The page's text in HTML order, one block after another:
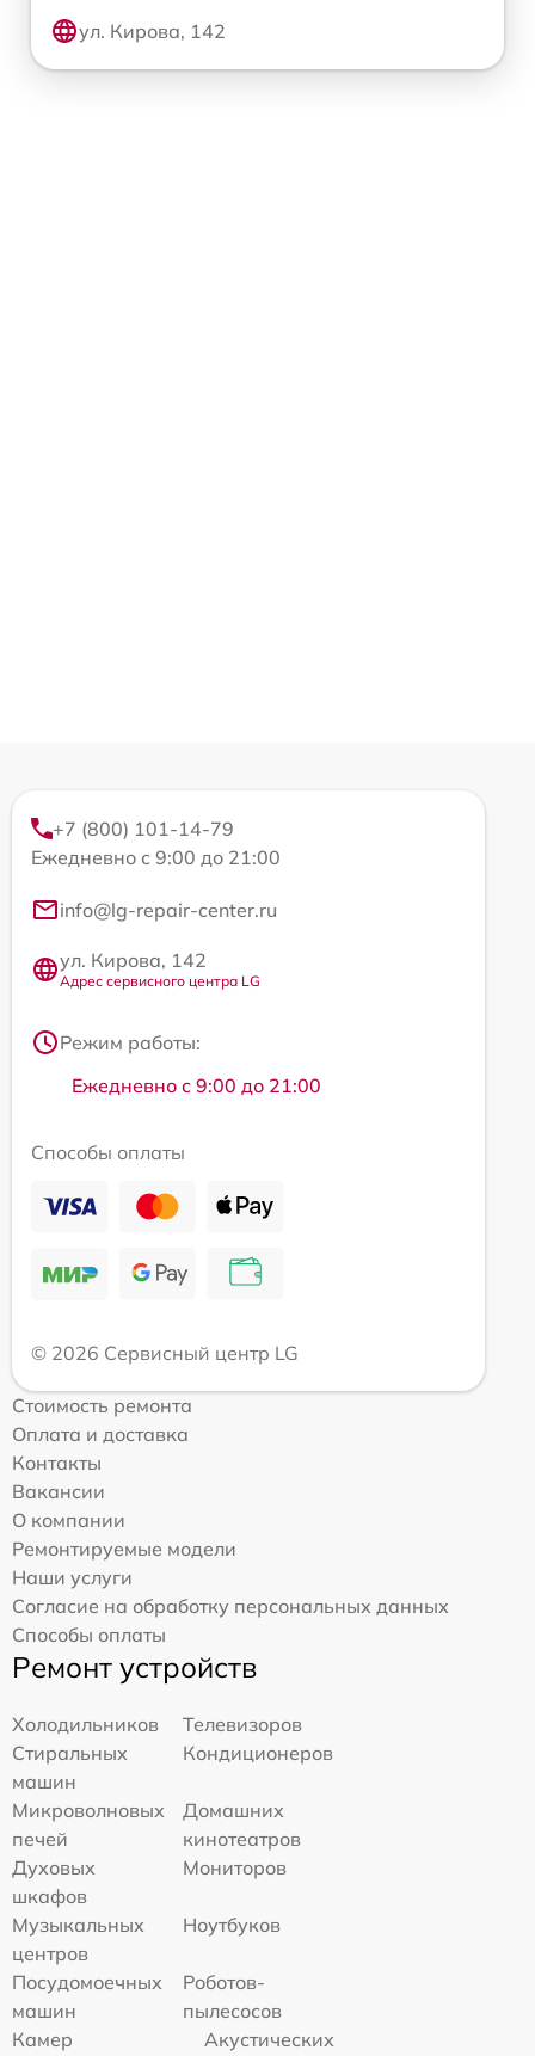
ул. Кирова, 142
+7 (800) 101-14-79
Ежедневно с 9:00 до 21:00
info@lg-repair-center.ru
ул. Кирова, 142
Адрес сервисного центра LG
Режим работы:
Ежедневно с 9:00 до 21:00
Способы оплаты
© 2026 Сервисный центр LG
Стоимость ремонта
Оплата и доставка
Контакты
Вакансии
О компании
Ремонтируемые модели
Наши услуги
Согласие на обработку персональных данных
Способы оплаты
Ремонт устройств
Холодильников
Телевизоров
Стиральных
машин
Кондиционеров
Микроволновых
печей
Домашних
кинотеатров
Духовых
шкафов
Мониторов
Музыкальных
центров
Ноутбуков
Посудомоечных
машин
Роботов-
пылесосов
Камер
Акустических